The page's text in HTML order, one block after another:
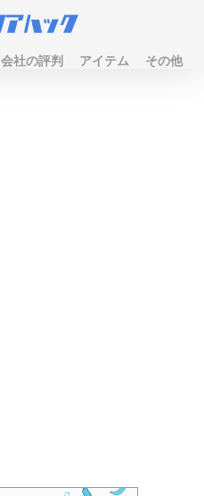
会社の評判 アイテム その他